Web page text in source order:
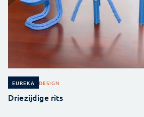
EUREKA DESIGN
Driezijdige rits